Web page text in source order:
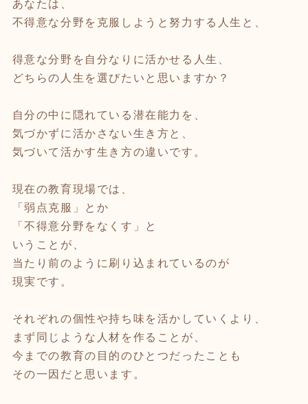
あなたは、
不得意な分野を克服しようと努力する人生と、
得意な分野を自分なりに活かせる人生、
どちらの人生を選びたいと思いますか？
自分の中に隠れている潜在能力を、
気づかずに活かさない生き方と、
気づいて活かす生き方の違いです。
現在の教育現場では、
「弱点克服」とか
「不得意分野をなくす」と
いうことが、
当たり前のように刷り込まれているのが
現実です。
それぞれの個性や持ち味を活かしていくより、
まず同じような人材を作ることが、
今までの教育の目的のひとつだったことも
その一因だと思います。